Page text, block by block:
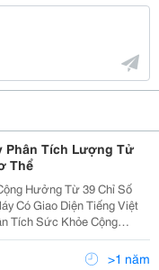
Phân Tích Lượng Tử
Thể
Hưởng Từ 39 Chỉ Số
Máy Vi Tính Thao Tác Sử
Chỉ Trong 1 Phút .Phản Án
>1 năm